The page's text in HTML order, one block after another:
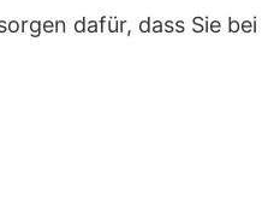
dafür, dass Sie bei